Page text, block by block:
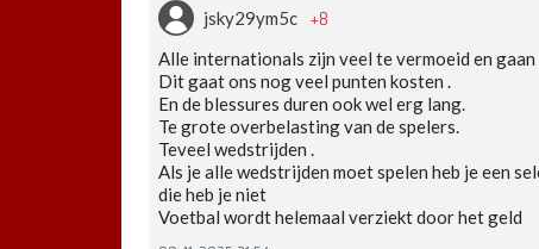
jsky29ym5c +8
Alle internationals zijn veel te vermoeid en gaan
Dit gaat ons nog veel punten kosten .
En de blessures duren ook wel erg lang.
Te grote overbelasting van de spelers.
Teveel wedstrijden .
Als je alle wedstrijden moet spelen heb je een
die heb je niet
Voetbal wordt helemaal verziekt door het geld